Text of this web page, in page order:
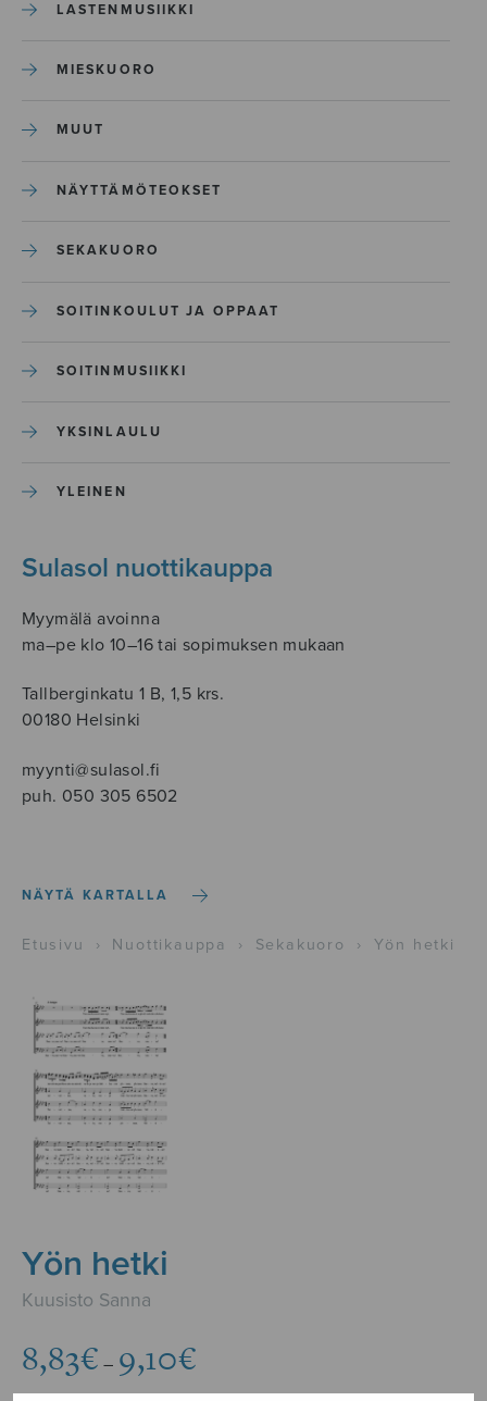
LASTENMUSIIKKI
MIESKUORO
MUUT
NÄYTTÄMÖTEOKSET
SEKAKUORO
SOITINKOULUT JA OPPAAT
SOITINMUSIIKKI
YKSINLAULU
YLEINEN
Sulasol nuottikauppa
Myymälä avoinna
ma–pe klo 10–16 tai sopimuksen mukaan
Tallberginkatu 1 B, 1,5 krs.
00180 Helsinki
myynti@sulasol.fi
puh. 050 305 6502
NÄYTÄ KARTALLA
Etusivu › Nuottikauppa › Sekakuoro › Yön hetki
Yön hetki
Kuusisto Sanna
8,83€ – 9,10€
-